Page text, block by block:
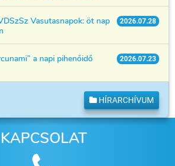
2026.07.28
Vasutasnapok: öt nap
2026.07.23
a napi pihenőidő
HÍRARCHÍVUM
KAPCSOLAT